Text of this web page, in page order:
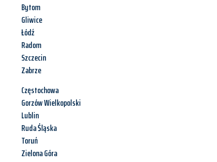
Bytom
Gliwice
Łódź
Radom
Szczecin
Zabrze
Częstochowa
Gorzów Wielkopolski
Lublin
Ruda Śląska
Toruń
Zielona Góra